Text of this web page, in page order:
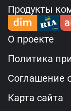
Продукты
О проекте
Политика
Соглашение
Карта сайта